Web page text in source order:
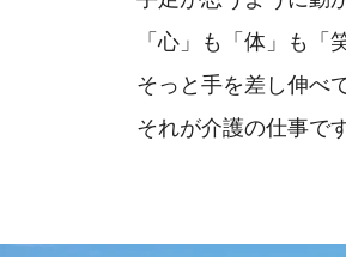
「心」も「体」も「
そっと手を差し伸
それが介護の仕事で